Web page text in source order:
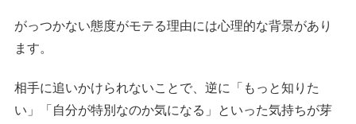
がっつかない態度がモテる理由には心理的な背景があり
ます。
相手に追いかけられないことで、逆に「もっと知りた
い」「自分が特別なのか気になる」といった気持ちが芽